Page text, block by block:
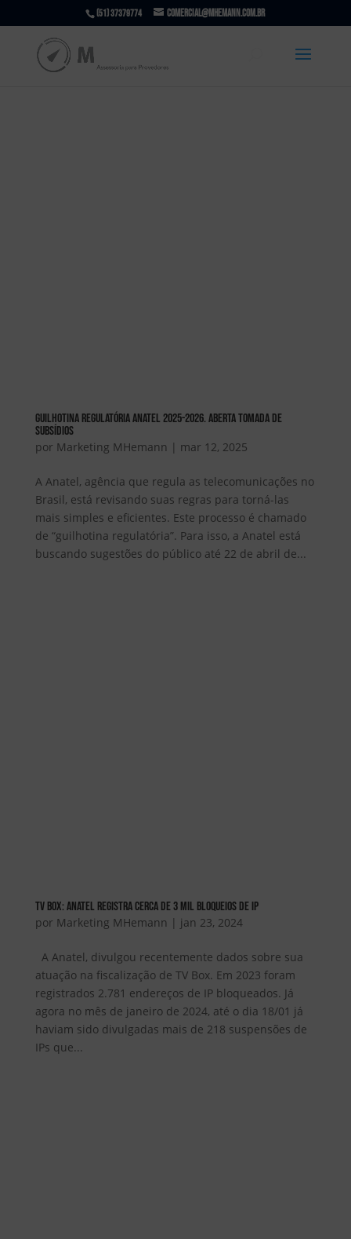
(51) 37379774 comercial@mhemann.com.br
Guilhotina Regulatória Anatel 2025-2026. Aberta tomada de
subsídios
por Marketing MHemann | mar 12, 2025
A Anatel, agência que regula as telecomunicações no
Brasil, está revisando suas regras para torná-las
mais simples e eficientes. Este processo é chamado
de “guilhotina regulatória”. Para isso, a Anatel está
buscando sugestões do público até 22 de abril de...
TV BOX: Anatel registra cerca de 3 mil bloqueios de IP
por Marketing MHemann | jan 23, 2024
A Anatel, divulgou recentemente dados sobre sua
atuação na fiscalização de TV Box. Em 2023 foram
registrados 2.781 endereços de IP bloqueados. Já
agora no mês de janeiro de 2024, até o dia 18/01 já
haviam sido divulgadas mais de 218 suspensões de
IPs que...